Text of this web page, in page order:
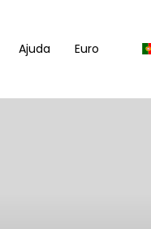
Ajuda Euro